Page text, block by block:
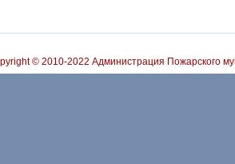
© 2010-2022 Администрация Пожарского